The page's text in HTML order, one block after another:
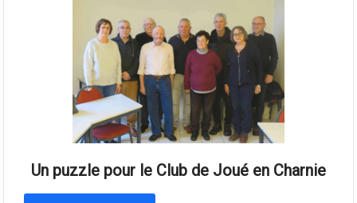
Un puzzle pour le Club de Joué en Charnie